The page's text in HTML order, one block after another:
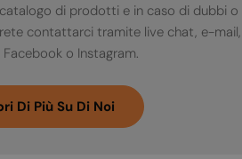
di prodotti e in caso di dubbi o
contattarci tramite live chat, e-mail,
o Instagram.
Di Più Su Di Noi